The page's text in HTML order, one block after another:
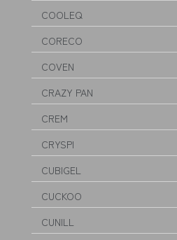
COOLEQ
CORECO
COVEN
CRAZY PAN
CREM
CRYSPI
CUBIGEL
CUCKOO
CUNILL